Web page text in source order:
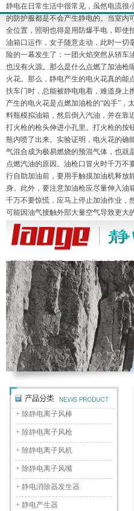
静电在日常生活中很常见，虽然电流很
的防护服都是不会产生静电的。当室内
全位置，照明也得是用防爆手电，即使
油箱口运作，女子随意走动，此时一切
险的一幕发生了：一团火焰突然从轿车
也没有火源。那么是什么点燃了加油枪
火花。那么，静电产生的电火花真的能
扶车门时，总能被静电电着，难道身上
产生的电火花是点燃加油枪的“凶手”
料瓶模拟油箱，然后倒入汽油，并在靠
打火枪的枪头伸进小孔里。打火枪的按
瓶内喷了出来。实验证明，电火花的确
气混合成为极易燃烧的预混气体，也就
点燃汽油的原因。油枪口冒火时千万不
行自助加油前，要用手触摸加油机释放
身。此外，要注意加油枪应尽量伸入油
千万不要惊慌，应马上停止加油作业，
可能因油气接触外部大量空气导致更大
网站首页 HOME 产品中心
+ 除静电离子风棒
+ 除静电离子风枪
+ 除静电离子风机
+ 除静电离子风嘴
+ 静电消除器发生器
+ 静电产生器